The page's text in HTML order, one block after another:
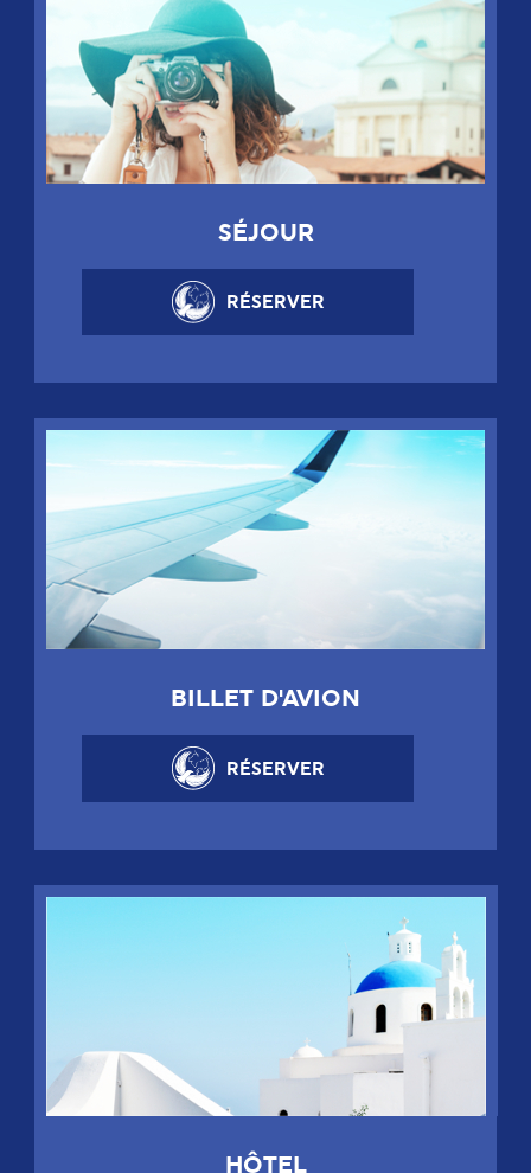
SÉJOUR
RÉSERVER
BILLET D'AVION
RÉSERVER
HÔTEL